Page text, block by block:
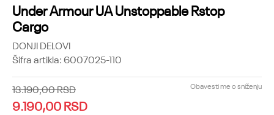
Under Armour UA Unstoppable Rstop
Cargo
DONJI DELOVI
Šifra artikla:6007025-110
13.190,00RSD
9.190,00RSD
Obavesti me o sniženju